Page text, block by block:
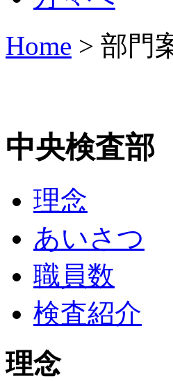
Home > 部門
中央検査部
理念
あいさつ
職員数
検査紹介
理念